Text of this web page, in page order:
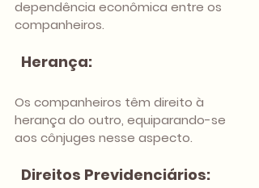
dependência econômica entre os
companheiros.
Herança:
Os companheiros têm direito à
herança do outro, equiparando-se
aos cônjuges nesse aspecto.
Direitos Previdenciários: